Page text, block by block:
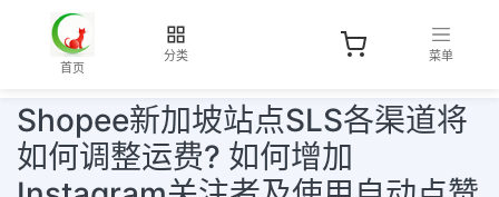
首页
分类 菜单
Shopee新加坡站点SLS各渠道将
如何调整运费? 如何增加